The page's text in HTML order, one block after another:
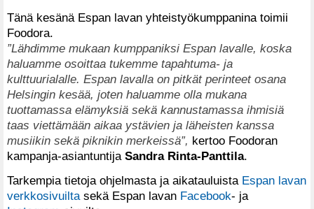
Tänä kesänä Espan lavan yhteistyökumppanina toimii
Foodora.
”Lähdimme mukaan kumppaniksi Espan lavalle, koska
haluamme osoittaa tukemme tapahtuma- ja
kulttuurialalle. Espan lavalla on pitkät perinteet osana
Helsingin kesää, joten haluamme olla mukana
tuottamassa elämyksiä sekä kannustamassa ihmisiä
taas viettämään aikaa ystävien ja läheisten kanssa
musiikin sekä piknikin merkeissä”, kertoo Foodoran
kampanja-asiantuntija Sandra Rinta-Panttila.
Tarkempia tietoja ohjelmasta ja aikatauluista Espan lavan
verkkosivuiltasekä Espan lavan Facebook- ja